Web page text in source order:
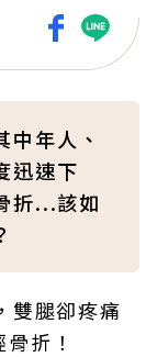
中年人、
迅速下
折...該如
雙腿卻疼痛
折！